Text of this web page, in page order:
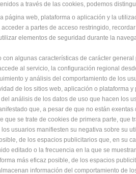
a través de las cookies, podemos
web, plataforma o aplicación y la
a partes de acceso restringido,
elementos de seguridad durante la
algunas características de carácter
al servicio, la configuración regional
y análisis del comportamiento de los
de los sitios web, aplicación o plataforma
análisis de los datos de uso que hacen los
que, a pesar de que no están
se trate de cookies de primera parte, que
usuarios manifiesten su negativa sobre su
de los espacios publicitarios que, en su
editado o la frecuencia en la que se
más eficaz posible, de los espacios
información del comportamiento de